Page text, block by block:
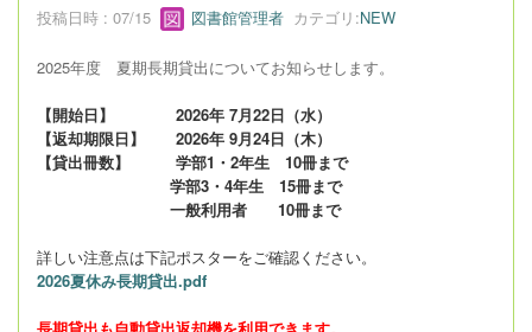
投稿日時 : 07/15 図書館管理者 カテゴリ:NEW
2025年度 夏期長期貸出についてお知らせします。
【開始日】 2026年 7月22日（水）
【返却期限日】 2026年 9月24日（木）
【貸出冊数】 学部1・2年生 10冊まで
学部3・4年生 15冊まで
一般利用者 10冊まで
詳しい注意点は下記ポスターをご確認ください。
2026夏休み長期貸出.pdf